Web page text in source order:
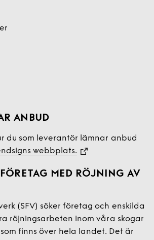
ANBUD
du som leverantör lämnar anbud
webbplats.
MED RÖJNING AV
(SFV) söker företag och enskilda
röjningsarbeten inom våra skogar
finns över hela landet. Det är